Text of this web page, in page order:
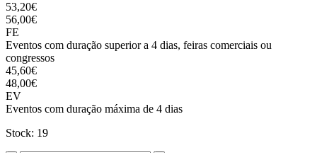
53,20€
56,00€
FE
Eventos com duração superior a 4 dias, feiras comerciais ou
congressos
45,60€
48,00€
EV
Eventos com duração máxima de 4 dias
Stock: 19